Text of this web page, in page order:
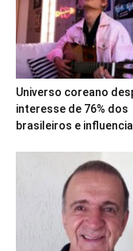
Universo coreano
interesse de 76% dos
brasileiros e